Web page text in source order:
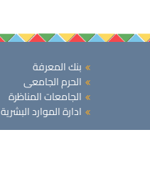
بنك المعرفة
الحرم الجامعى
الجامعات المناظرة
ادارة الموارد البشرية